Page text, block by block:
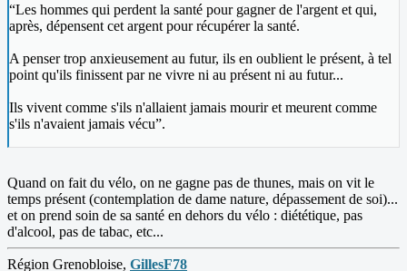
“Les hommes qui perdent la santé pour gagner de l'argent et qui,
après, dépensent cet argent pour récupérer la santé.
A penser trop anxieusement au futur, ils en oublient le présent, à tel
point qu'ils finissent par ne vivre ni au présent ni au futur...
Ils vivent comme s'ils n'allaient jamais mourir et meurent comme
s'ils n'avaient jamais vécu”.
Quand on fait du vélo, on ne gagne pas de thunes, mais on vit le
temps présent (contemplation de dame nature, dépassement de soi)...
et on prend soin de sa santé en dehors du vélo : diététique, pas
d'alcool, pas de tabac, etc...
Région Grenobloise, GillesF78